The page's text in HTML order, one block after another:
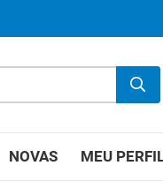
NOVAS MEU